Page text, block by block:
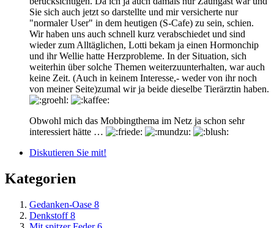
Sie sich auch jetzt so darstellte und mir versicherte nur
"normaler User" in dem heutigen (S-Cafe) zu sein, schien.
Wir haben uns auch schnell kurz verabschiedet und sind
wieder zum Alltäglichen, Lotti bekam ja einen Hormonchip
und ihr Wellie hatte Herzprobleme. In der Situation, sich
weiterhin über solche Themen weiterzuunterhalten, war auch
keine Zeit. (Auch in keinem Interesse,- weder von ihr noch
von meiner Seite)zumal wir ja beide dieselbe Tierärztin haben.
Obwohl mich das Mobbingthema im Netz ja schon sehr
interessiert hätte …
Diskutieren Sie mit!
Kategorien
Gedanken-Oase 8
Denkstoff 8